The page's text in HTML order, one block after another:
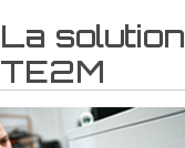
La solution
TE2M